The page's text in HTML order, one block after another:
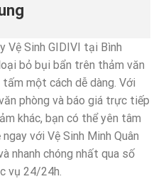
Vệ Sinh GIDIVI tại Bình
bỏ bụi bẩn trên thảm văn
một cách dễ dàng. Với
phòng và báo giá trực tiếp
khác, bạn có thể yên tâm
với Vệ Sinh Minh Quân
nhanh chóng nhất qua số
vụ 24/24h.